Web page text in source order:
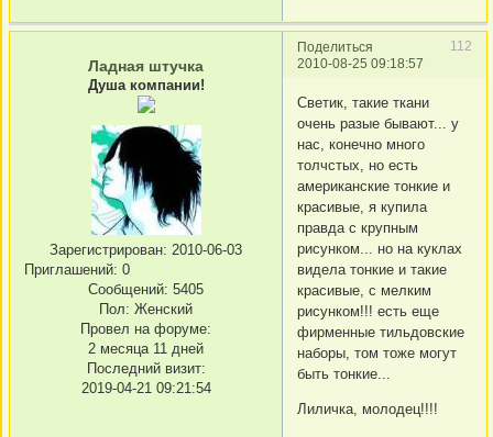
Поделиться
112
2010-08-25 09:18:57
Ладная штучка
Душа компании!
Зарегистрирован: 2010-06-03
Приглашений: 0
Сообщений: 5405
Пол: Женский
Провел на форуме:
2 месяца 11 дней
Последний визит:
2019-04-21 09:21:54
Светик, такие ткани
очень разые бывают... у
нас, конечно много
толчстых, но есть
американские тонкие и
красивые, я купила
правда с крупным
рисунком... но на куклах
видела тонкие и такие
красивые, с мелким
рисунком!!! есть еще
фирменные тильдовские
наборы, том тоже могут
быть тонкие...
Лиличка, молодец!!!!